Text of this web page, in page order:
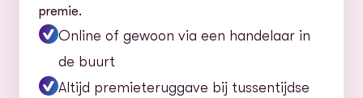
premie.
Online of gewoon via een handelaar in
de buurt
Altijd premieteruggave bij tussentijdse